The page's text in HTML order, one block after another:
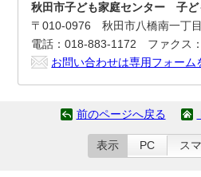
秋田市子ども家庭センター 子
〒010-0976 秋田市八橋南一丁
電話：018-883-1172 ファクス
お問い合わせは専用フォーム
前のページへ戻る
表示 PC ス